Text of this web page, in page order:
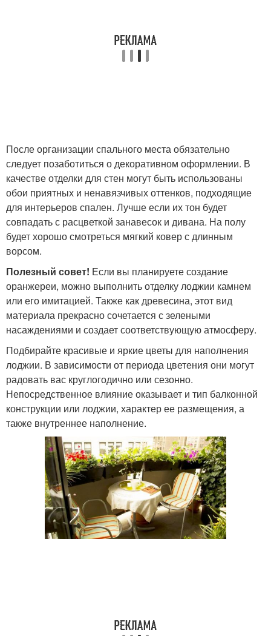
После организации спального места обязательно
следует позаботиться о декоративном оформлении. В
качестве отделки для стен могут быть использованы
обои приятных и ненавязчивых оттенков, подходящие
для интерьеров спален. Лучше если их тон будет
совпадать с расцветкой занавесок и дивана. На полу
будет хорошо смотреться мягкий ковер с длинным
ворсом.
Полезный совет! Если вы планируете создание
оранжереи, можно выполнить отделку лоджии камнем
или его имитацией. Также как древесина, этот вид
материала прекрасно сочетается с зелеными
насаждениями и создает соответствующую атмосферу.
Подбирайте красивые и яркие цветы для наполнения
лоджии. В зависимости от периода цветения они могут
радовать вас круглогодично или сезонно.
Непосредственное влияние оказывает и тип балконной
конструкции или лоджии, характер ее размещения, а
также внутреннее наполнение.